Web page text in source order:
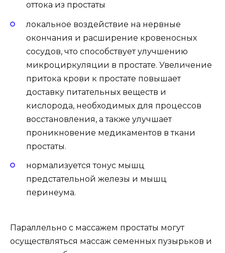
оттока из простаты
локальное воздействие на нервные
окончания и расширение кровеносных
сосудов, что способствует улучшению
микроциркуляции в простате. Увеличение
притока крови к простате повышает
доставку питательных веществ и
кислорода, необходимых для процессов
восстановления, а также улучшает
проникновение медикаментов в ткани
простаты.
нормализуется тонус мышц
предстательной железы и мышц
перинеума.
Параллельно с массажем простаты могут
осуществляться массаж семенных пузырьков и